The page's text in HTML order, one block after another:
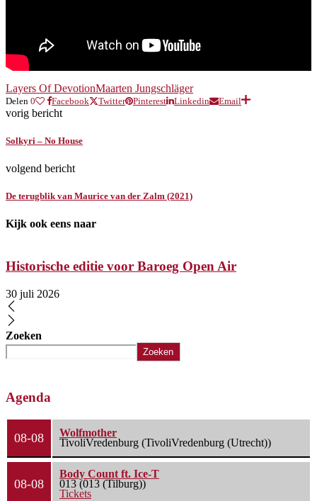
Layers Of DevotionMaarten Jungschläger
Delen 0 Facebook Twitter Pinterest Linkedin Email
vorig bericht
Solkyri – No House
volgend bericht
De terugblik van Maurice van der Zalm (2021)
Kijk ook eens naar
Historische editie voor Baroeg Open Air
30 juli 2026
Zoeken
Zoeken
Agenda
08-08
Wolfmother
TivoliVredenburg (TivoliVredenburg (Utrecht))
08-08
Body Count ft. Ice-T
013 (013 (Tilburg))
Tickets